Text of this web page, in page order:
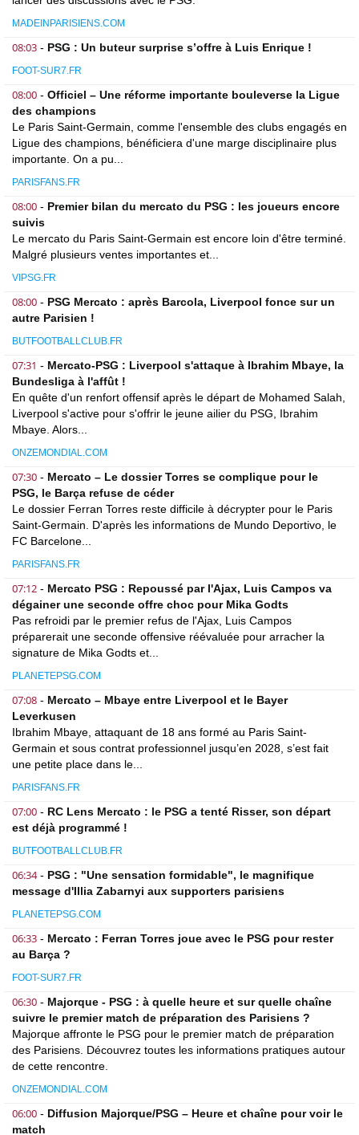
MADEINPARISIENS.COM
08:03 - PSG : Un buteur surprise s’offre à Luis Enrique !
FOOT-SUR7.FR
08:00 - Officiel – Une réforme importante bouleverse la Ligue
des champions
Le Paris Saint-Germain, comme l'ensemble des clubs engagés en
Ligue des champions, bénéficiera d'une marge disciplinaire plus
importante. On a pu...
PARISFANS.FR
08:00 - Premier bilan du mercato du PSG : les joueurs encore
suivis
Le mercato du Paris Saint-Germain est encore loin d'être terminé.
Malgré plusieurs ventes importantes et...
VIPSG.FR
08:00 - PSG Mercato : après Barcola, Liverpool fonce sur un
autre Parisien !
BUTFOOTBALLCLUB.FR
07:31 - Mercato-PSG : Liverpool s'attaque à Ibrahim Mbaye, la
Bundesliga à l'affût !
En quête d'un renfort offensif après le départ de Mohamed Salah,
Liverpool s'active pour s'offrir le jeune ailier du PSG, Ibrahim
Mbaye. Alors...
ONZEMONDIAL.COM
07:30 - Mercato – Le dossier Torres se complique pour le
PSG, le Barça refuse de céder
Le dossier Ferran Torres reste difficile à décrypter pour le Paris
Saint-Germain. D'après les informations de Mundo Deportivo, le
FC Barcelone...
PARISFANS.FR
07:12 - Mercato PSG : Repoussé par l'Ajax, Luis Campos va
dégainer une seconde offre choc pour Mika Godts
Pas refroidi par le premier refus de l'Ajax, Luis Campos
préparerait une seconde offensive réévaluée pour arracher la
signature de Mika Godts et...
PLANETEPSG.COM
07:08 - Mercato – Mbaye entre Liverpool et le Bayer
Leverkusen
Ibrahim Mbaye, attaquant de 18 ans formé au Paris Saint-
Germain et sous contrat professionnel jusqu’en 2028, s’est fait
une petite place dans le...
PARISFANS.FR
07:00 - RC Lens Mercato : le PSG a tenté Risser, son départ
est déjà programmé !
BUTFOOTBALLCLUB.FR
06:34- PSG : "Une sensation formidable", le magnifique
message d'Illia Zabarnyi aux supporters parisiens
PLANETEPSG.COM
06:33 - Mercato : Ferran Torres joue avec le PSG pour rester
au Barça ?
FOOT-SUR7.FR
06:30 - Majorque - PSG : à quelle heure et sur quelle chaîne
suivre le premier match de préparation des Parisiens ?
Majorque affronte le PSG pour le premier match de préparation
des Parisiens. Découvrez toutes les informations pratiques autour
de cette rencontre.
ONZEMONDIAL.COM
06:00 - Diffusion Majorque/PSG – Heure et chaîne pour voir le
match